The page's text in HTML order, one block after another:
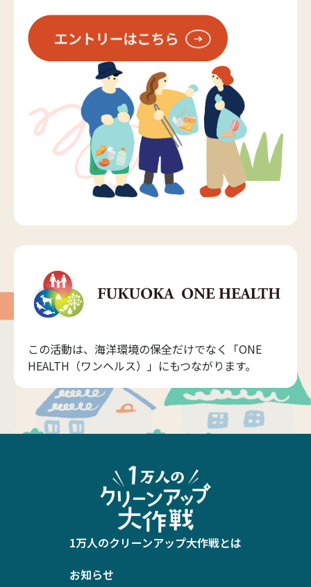
この活動は、海洋環境の保全だけでなく「ONE
HEALTH（ワンヘルス）」にもつながります。
1万人のクリーンアップ大作戦とは
お知らせ